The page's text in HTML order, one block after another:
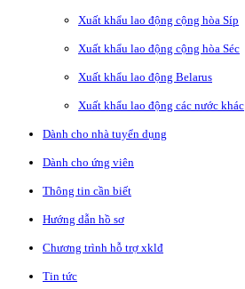
Xuất khẩu lao động cộng hòa Síp
Xuất khẩu lao động cộng hòa Séc
Xuất khẩu lao động Belarus
Xuất khẩu lao động các nước khác
Dành cho nhà tuyển dụng
Dành cho ứng viên
Thông tin cần biết
Hướng dẫn hồ sơ
Chương trình hỗ trợ xklđ
Tin tức